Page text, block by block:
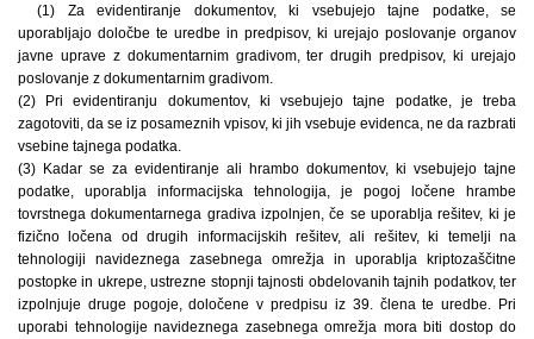
(1) Za evidentiranje dokumentov, ki vsebujejo tajne podatke, se
uporabljajo določbe te uredbe in predpisov, ki urejajo poslovanje organov
javne uprave z dokumentarnim gradivom, ter drugih predpisov, ki urejajo
poslovanje z dokumentarnim gradivom.
(2) Pri evidentiranju dokumentov, ki vsebujejo tajne podatke, je treba
zagotoviti, da se iz posameznih vpisov, ki jih vsebuje evidenca, ne da razbrati
vsebine tajnega podatka.
(3) Kadar se za evidentiranje ali hrambo dokumentov, ki vsebujejo tajne
podatke, uporablja informacijska tehnologija, je pogoj ločene hrambe
tovrstnega dokumentarnega gradiva izpolnjen, če se uporablja rešitev, ki je
fizično ločena od drugih informacijskih rešitev, ali rešitev, ki temelji na
tehnologiji navideznega zasebnega omrežja in uporablja kriptozaščitne
postopke in ukrepe, ustrezne stopnji tajnosti obdelovanih tajnih podatkov, ter
izpolnjuje druge pogoje, določene v predpisu iz 39. člena te uredbe. Pri
uporabi tehnologije navideznega zasebnega omrežja mora biti dostop do